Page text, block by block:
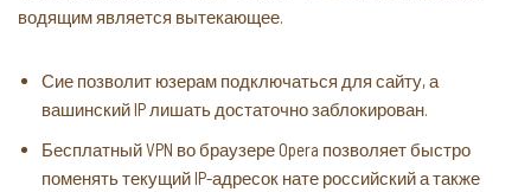
водящим является вытекающее.
Сие позволит юзерам подключаться для сайту, а
вашинский IP лишать достаточно заблокирован.
Бесплатный VPN во браузере Opera позволяет быстро
поменять текущий IP-адресок нате российский а также